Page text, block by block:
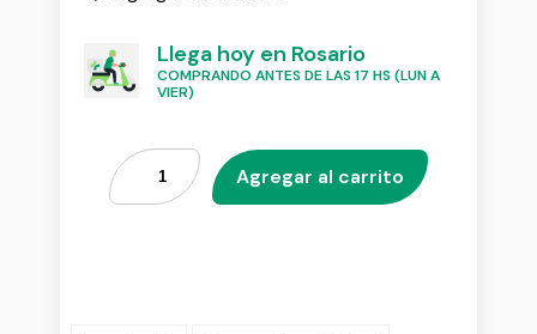
Llega hoy en Rosario
COMPRANDO ANTES DE LAS 17 HS (LUN A
VIER)
Agregar al carrito